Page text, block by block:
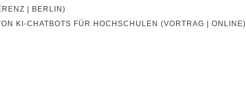
| BERLIN)
KI-CHATBOTS FÜR HOCHSCHULEN (VORTRAG | ONLINE)